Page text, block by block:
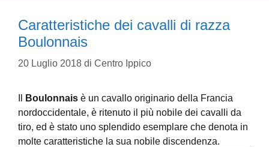
Caratteristiche dei cavalli di razza
Boulonnais
20 Luglio 2018 di Centro Ippico
Boulonnais è un cavallo originario della Francia
nordoccidentale, è ritenuto il più nobile dei cavalli da
tiro, ed è stato uno splendido esemplare che denota in
molte caratteristiche la sua nobile discendenza.